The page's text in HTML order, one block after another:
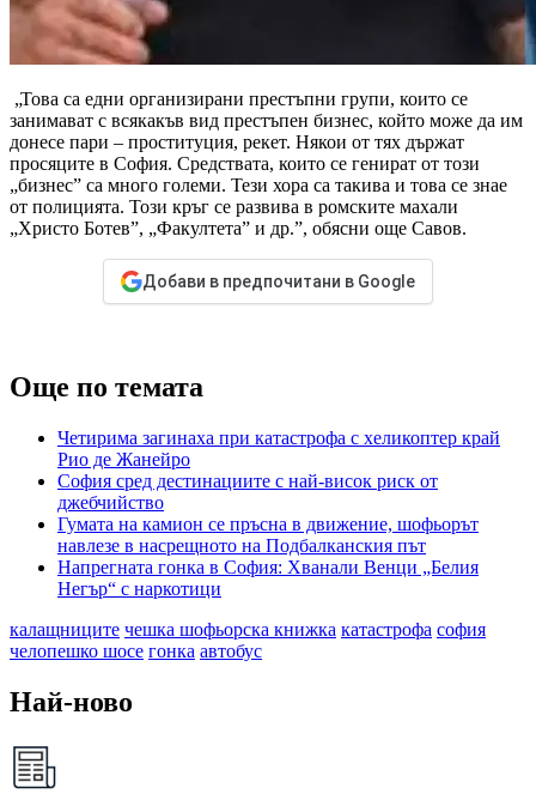
„Това са едни организирани престъпни групи, които се
занимават с всякакъв вид престъпен бизнес, който може да им
донесе пари – проституция, рекет. Някои от тях държат
просяците в София. Средствата, които се генират от този
„бизнес” са много големи. Тези хора са такива и това се знае
от полицията. Този кръг се развива в ромските махали
„Христо Ботев”, „Факултета” и др.”, обясни още Савов.
Добави в предпочитани в Google
Още по темата
Четирима загинаха при катастрофа с хеликоптер край
Рио де Жанейро
София сред дестинациите с най-висок риск от
джебчийство
Гумата на камион се пръсна в движение, шофьорът
навлезе в насрещното на Подбалканския път
Напрегната гонка в София: Хванали Венци „Белия
Негър“ с наркотици
калащниците чешка шофьорска книжка катастрофа софия
челопешко шосе гонка автобус
Най-ново